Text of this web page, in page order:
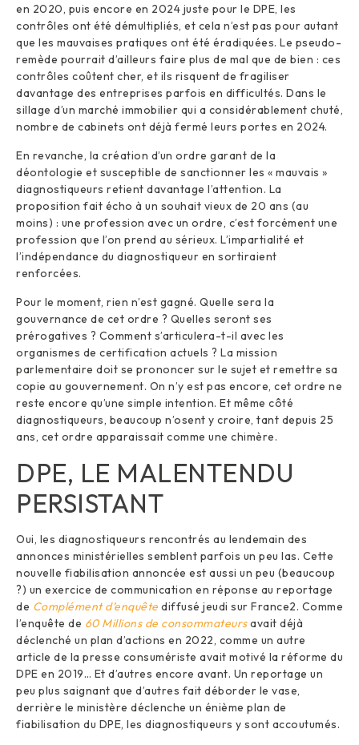
en 2020, puis encore en 2024 juste pour le DPE, les
contrôles ont été démultipliés, et cela n’est pas pour autant
que les mauvaises pratiques ont été éradiquées. Le pseudo-
remède pourrait d’ailleurs faire plus de mal que de bien : ces
contrôles coûtent cher, et ils risquent de fragiliser
davantage des entreprises parfois en difficultés. Dans le
sillage d’un marché immobilier qui a considérablement chuté,
nombre de cabinets ont déjà fermé leurs portes en 2024.
En revanche, la création d’un ordre garant de la
déontologie et susceptible de sanctionner les « mauvais »
diagnostiqueurs retient davantage l’attention. La
proposition fait écho à un souhait vieux de 20 ans (au
moins) : une profession avec un ordre, c’est forcément une
profession que l’on prend au sérieux. L’impartialité et
l’indépendance du diagnostiqueur en sortiraient
renforcées.
Pour le moment, rien n’est gagné. Quelle sera la
gouvernance de cet ordre ? Quelles seront ses
prérogatives ? Comment s’articulera-t-il avec les
organismes de certification actuels ? La mission
parlementaire doit se prononcer sur le sujet et remettre sa
copie au gouvernement. On n’y est pas encore, cet ordre ne
reste encore qu’une simple intention. Et même côté
diagnostiqueurs, beaucoup n’osent y croire, tant depuis 25
ans, cet ordre apparaissait comme une chimère.
DPE, LE MALENTENDU
PERSISTANT
Oui, les diagnostiqueurs rencontrés au lendemain des
annonces ministérielles semblent parfois un peu las. Cette
nouvelle fiabilisation annoncée est aussi un peu (beaucoup
?) un exercice de communication en réponse au reportage
de Complément d’enquête diffusé jeudi sur France2. Comme
l’enquête de 60 Millions de consommateursavait déjà
déclenché un plan d’actions en 2022, comme un autre
article de la presse consumériste avait motivé la réforme du
DPE en 2019… Et d’autres encore avant. Un reportage un
peu plus saignant que d’autres fait déborder le vase,
derrière le ministère déclenche un énième plan de
fiabilisation du DPE, les diagnostiqueurs y sont accoutumés.